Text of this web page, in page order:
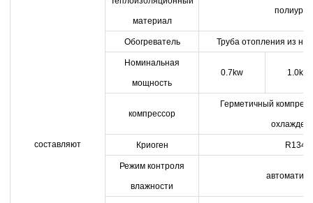
составляют
материал
Обогреватель Труба отопления из
Номинальная
мощность
0.7kw 1.0kw
компрессор
Герметичный
Криоген R134A
Режим контроля
влажности